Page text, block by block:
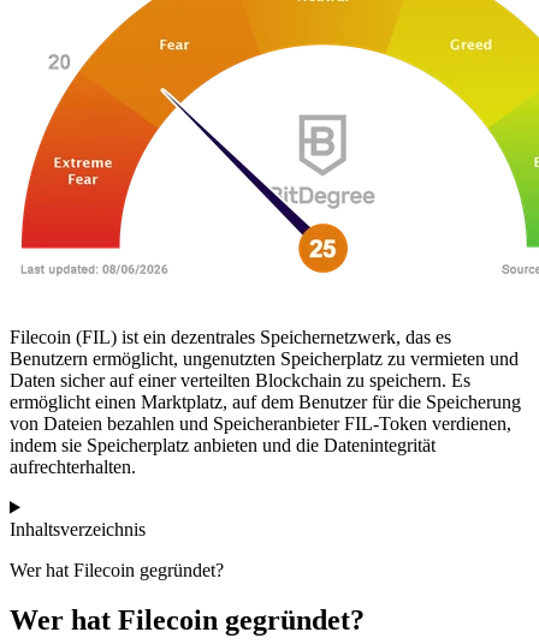
Filecoin (FIL) ist ein dezentrales Speichernetzwerk, das es
Benutzern ermöglicht, ungenutzten Speicherplatz zu vermieten und
Daten sicher auf einer verteilten Blockchain zu speichern. Es
ermöglicht einen Marktplatz, auf dem Benutzer für die Speicherung
von Dateien bezahlen und Speicheranbieter FIL-Token verdienen,
indem sie Speicherplatz anbieten und die Datenintegrität
aufrechterhalten.
Inhaltsverzeichnis
Wer hat Filecoin gegründet?
Wer hat Filecoin gegründet?